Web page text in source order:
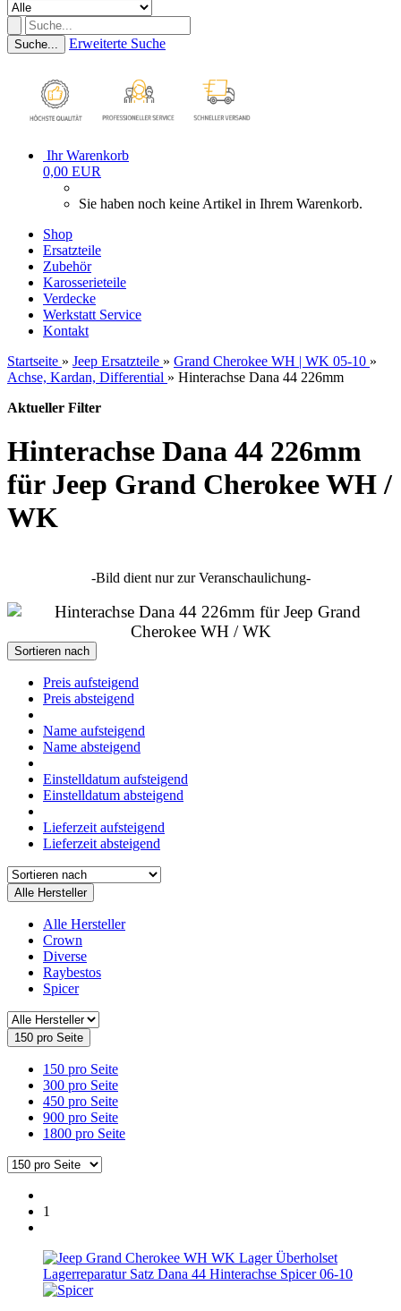
Suche... Erweiterte Suche
Ihr Warenkorb
0,00 EUR
Sie haben noch keine Artikel in Ihrem Warenkorb.
Shop
Ersatzteile
Zubehör
Karosserieteile
Verdecke
Werkstatt Service
Kontakt
Startseite » Jeep Ersatzteile » Grand Cherokee WH | WK 05-10 »
Achse, Kardan, Differential » Hinterachse Dana 44 226mm
Aktueller Filter
Hinterachse Dana 44 226mm
für Jeep Grand Cherokee WH /
WK
-Bild dient nur zur Veranschaulichung-
Sortieren nach
Preis aufsteigend
Preis absteigend
Name aufsteigend
Name absteigend
Einstelldatum aufsteigend
Einstelldatum absteigend
Lieferzeit aufsteigend
Lieferzeit absteigend
Alle Hersteller
Alle Hersteller
Crown
Diverse
Raybestos
Spicer
150 pro Seite
150 pro Seite
300 pro Seite
450 pro Seite
900 pro Seite
1800 pro Seite
1